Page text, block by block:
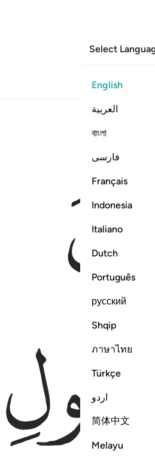
Select
English
العربية
বাংলা
فارسی
Français
Indonesia
Italiano
Dutch
Português
русский
Shqip
ภาษาไทย
Türkçe
اردو
简体中文
Melayu
ﲬ